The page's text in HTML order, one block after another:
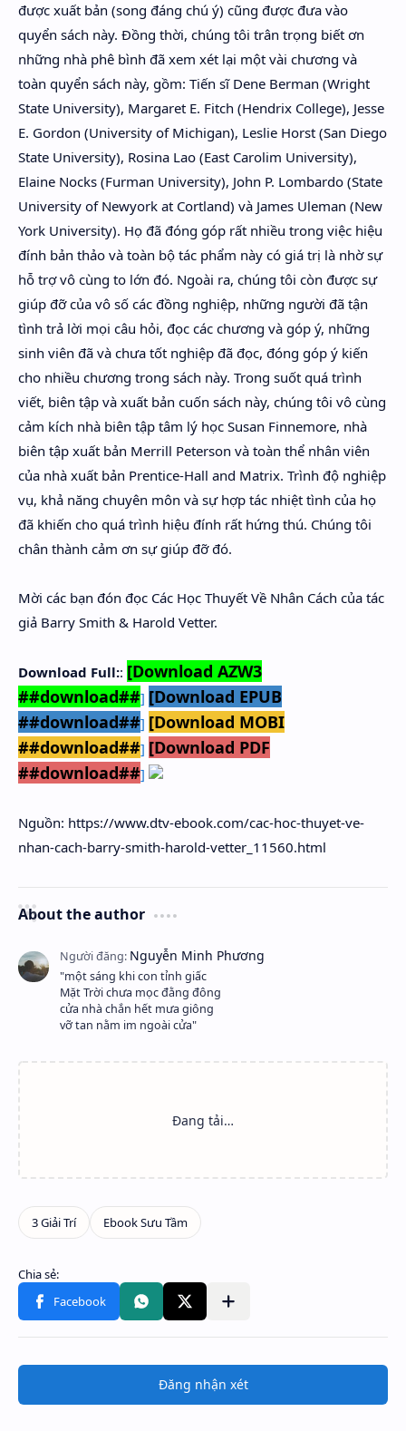
được xuất bản (song đáng chú ý) cũng được đưa vào
quyển sách này. Đồng thời, chúng tôi trân trọng biết ơn
những nhà phê bình đã xem xét lại một vài chương và
toàn quyển sách này, gồm: Tiến sĩ Dene Berman (Wright
State University), Margaret E. Fitch (Hendrix College), Jesse
E. Gordon (University of Michigan), Leslie Horst (San Diego
State University), Rosina Lao (East Carolim University),
Elaine Nocks (Furman University), John P. Lombardo (State
University of Newyork at Cortland) và James Uleman (New
York University). Họ đã đóng góp rất nhiều trong việc hiệu
đính bản thảo và toàn bộ tác phẩm này có giá trị là nhờ sự
hỗ trợ vô cùng to lớn đó. Ngoài ra, chúng tôi còn được sự
giúp đỡ của vô số các đồng nghiệp, những người đã tận
tình trả lời mọi câu hỏi, đọc các chương và góp ý, những
sinh viên đã và chưa tốt nghiệp đã đọc, đóng góp ý kiến
cho nhiều chương trong sách này. Trong suốt quá trình
viết, biên tập và xuất bản cuốn sách này, chúng tôi vô cùng
cảm kích nhà biên tập tâm lý học Susan Finnemore, nhà
biên tập xuất bản Merrill Peterson và toàn thể nhân viên
của nhà xuất bản Prentice-Hall and Matrix. Trình độ nghiệp
vụ, khả năng chuyên môn và sự hợp tác nhiệt tình của họ
đã khiến cho quá trình hiệu đính rất hứng thú. Chúng tôi
chân thành cảm ơn sự giúp đỡ đó.
Mời các bạn đón đọc Các Học Thuyết Về Nhân Cách của tác
giả Barry Smith & Harold Vetter.
Download Full:: [Download AZW3
##download##] [Download EPUB
##download##] [Download MOBI
##download##] [Download PDF
##download##]
Nguồn: https://www.dtv-ebook.com/cac-hoc-thuyet-ve-
nhan-cach-barry-smith-harold-vetter_11560.html
About the author
"một sáng khi con tỉnh giấc
Mặt Trời chưa mọc đằng đông
cửa nhà chắn hết mưa giông
vỡ tan nằm im ngoài cửa"
Đăng nhận xét